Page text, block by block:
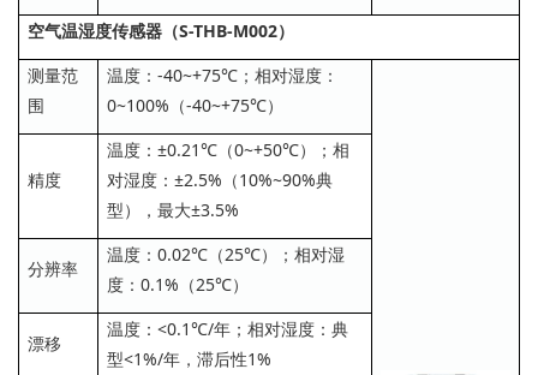
空气温湿度传感器（S-THB-M002）
测量范
围
温度：-40~+75℃；相对湿度：
0~100%（-40~+75℃）
精度
温度：±0.21℃（0~+50℃）；相
对湿度：±2.5%（10%~90%典
型），最大±3.5%
分辨率
温度：0.02℃（25℃）；相对湿
度：0.1%（25℃）
漂移
温度：<0.1℃/年；相对湿度：典
型<1%/年，滞后性1%